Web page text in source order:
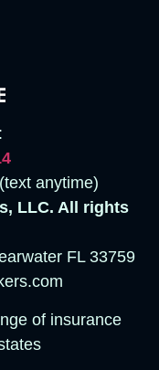
anytime)
LLC. All rights
FL 33759
of insurance